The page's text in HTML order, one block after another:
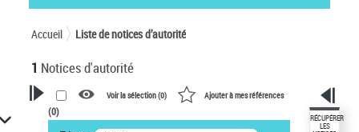
Accueil Liste de notices d’autorité
1 Notices d'autorité
VOTRE RECHERCHE
Voir la sélection (0) Ajouter à mes références
(0)
RÉCUPÉRER
LES